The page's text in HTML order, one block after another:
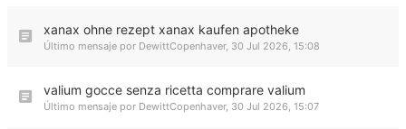
xanax ohne rezept xanax kaufen apotheke
Último mensaje por DewittCopenhaver, 30 Jul 2026, 15:08
valium gocce senza ricetta comprare valium
Último mensaje por DewittCopenhaver, 30 Jul 2026, 15:07